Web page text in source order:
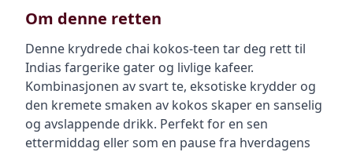
Om denne retten
Denne krydrede chai kokos-teen tar deg rett til
Indias fargerike gater og livlige kafeer.
Kombinasjonen av svart te, eksotiske krydder og
den kremete smaken av kokos skaper en sanselig
og avslappende drikk. Perfekt for en sen
ettermiddag eller som en pause fra hverdagens